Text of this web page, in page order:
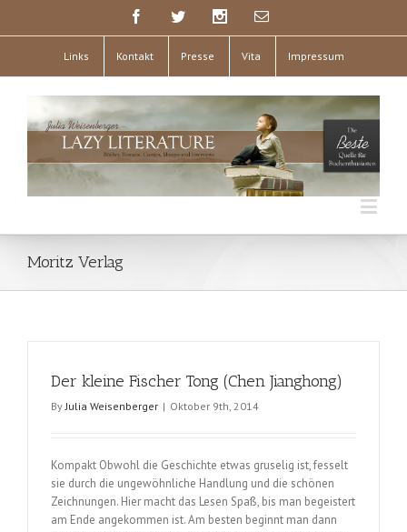
Links Kontakt Presse Vita Impressum
Moritz Verlag
Der kleine Fischer Tong (Chen Jianghong)
ByJulia Weisenberger | Oktober 9th, 2014
Kompakt Obwohl die Geschichte etwas gruselig ist, fesselt
sie durch die ungewöhnliche Handlung und die schönen
Zeichnungen. Hier macht das Lesen Spaß, bis man begeistert
am Ende angekommen ist. Am besten beginnt man dann